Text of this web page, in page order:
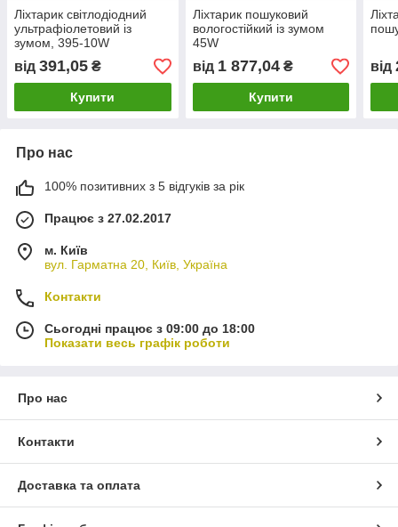
Ліхтарик світлодіодний
ультрафіолетовий із
зумом, 395-10W
від 391,05 ₴
Купити
Ліхтарик пошуковий
вологостійкий із зумом
45W
від 1 877,04₴
Купити
від
Про нас
100% позитивних з 5 відгуків за рік
Працює з 27.02.2017
м. Київ
вул. Гарматна 20, Київ, Україна
Контакти
Сьогодні працює з 09:00 до 18:00
Показати весь графік роботи
Про нас
Контакти
Доставка та оплата